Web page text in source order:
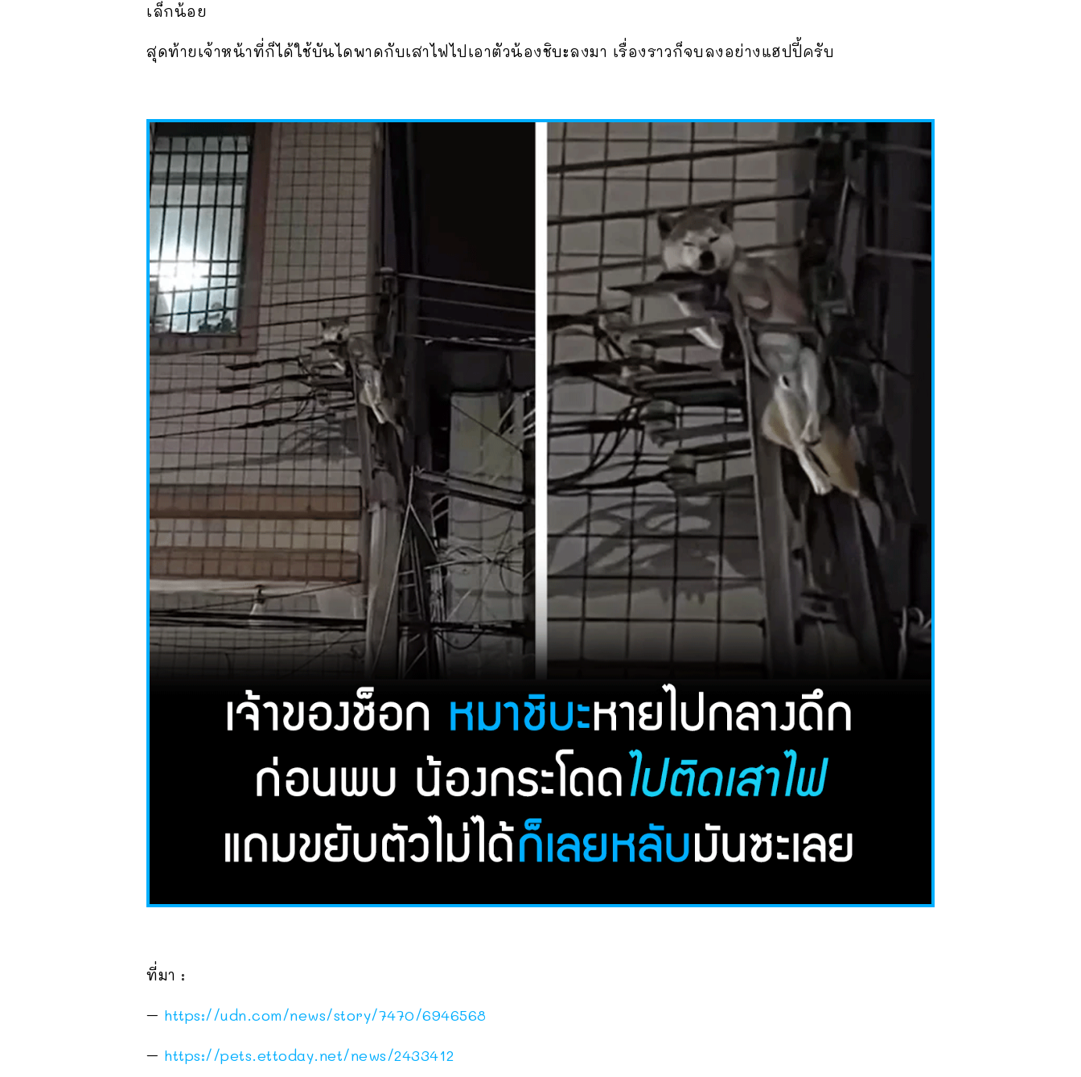
เล็กน้อย
สุดท้ายเจ้าหน้าที่ก็ได้ใช้บันไดพาดกับเสาไฟไปเอาตัวน้องชิบะลงมา เรื่องราวก็จบลงอย่างแฮปปี้ครับ
ที่มา :
– https://udn.com/news/story/7470/6946568
– https://pets.ettoday.net/news/2433412